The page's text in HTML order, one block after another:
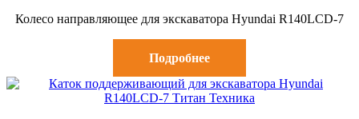
Колесо направляющее для экскаватора Hyundai R140LCD-7
Подробнее